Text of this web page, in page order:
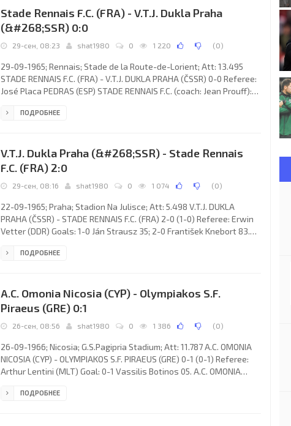
Kanselaar, Wietze Veenstra, Roel Greving, Gerrit
Stade Rennais F.C. (FRA) - V.T.J. Dukla Praha
(&#268;SSR) 0:0
29-сен, 08:23 shat1980 0 1 220 (0)
29-09-1965; Rennais; Stade de la Route-de-Lorient; Att: 13.495
STADE RENNAIS F.C. (FRA) - V.T.J. DUKLA PRAHA (ČSSR) 0-0 Referee:
José Placa PEDRAS (ESP) STADE RENNAIS F.C. (coach: Jean Prouff):
Louis Cardiet, André Ascensio, Marcel Loncle, Jean-François
Novák,
ПОДРОБНЕЕ
V.T.J. Dukla Praha (&#268;SSR) - Stade Rennais
F.C. (FRA) 2:0
29-сен, 08:16 shat1980 0 1 074 (0)
22-09-1965; Praha; Stadion Na Julisce; Att: 5.498 V.T.J. DUKLA
PRAHA (ČSSR) - STADE RENNAIS F.C. (FRA) 2-0 (1-0) Referee: Erwin
Vetter (DDR) Goals: 1-0 Ján Strausz 35; 2-0 František Knebort 83.
Čadek, Ladislav Novák, Ján Geleta, Josef Masopust, Jan Brumovsky,
ПОДРОБНЕЕ
A.C. Omonia Nicosia (CYP) - Olympiakos S.F.
Piraeus (GRE) 0:1
26-сен, 08:56 shat1980 0 1 386 (0)
26-09-1966; Nicosia; G.S.Pagipria Stadium; Att: 11.787 A.C. OMONIA
NICOSIA (CYP) - OLYMPIAKOS S.F. PIRAEUS (GRE) 0-1 (0-1) Referee:
Arthur Lentini (MLT) Goal: 0-1 Vassilis Botinos 05. A.C. OMONIA
Christou, Yiannos Ioannou, Stefanos Stefanou, Kostas Panagiotou,
ПОДРОБНЕЕ